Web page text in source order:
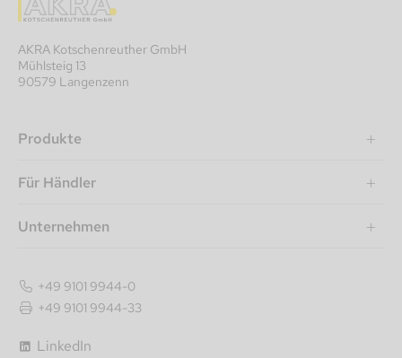
AKRA Kotschenreuther GmbH
Mühlsteig 13
90579 Langenzenn
Produkte
Für Händler
Unternehmen
LinkedIn
+49 9101 9944-0
+49 9101 9944-33